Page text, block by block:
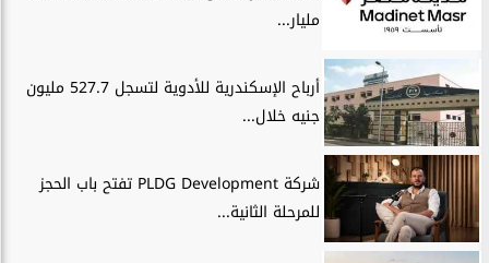
مليار...
أرباح الإسكندرية للأدوية لتسجل 527.7 مليون
جنيه خلال...
شركة PLDG Development تفتح باب الحجز
للمرحلة الثانية...